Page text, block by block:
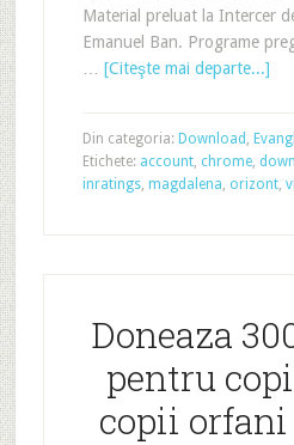
Material preluat la Intercer
Emanuel Ban. Programe
[Citeşte mai departe...]
Din categoria: Download ,
Etichete: account, chrome,
inratings, magdalena, orizont,
Doneaza
pentru
copii